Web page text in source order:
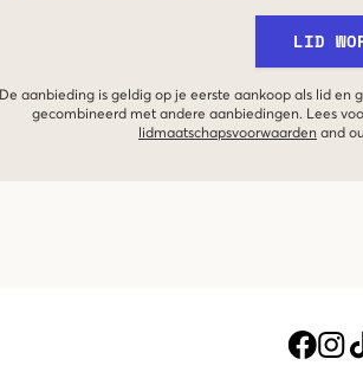
LID
De aanbieding is geldig op je eerste aankoop als lid
gecombineerd met andere aanbiedingen. Lees
lidmaatschapsvoorwaarden and